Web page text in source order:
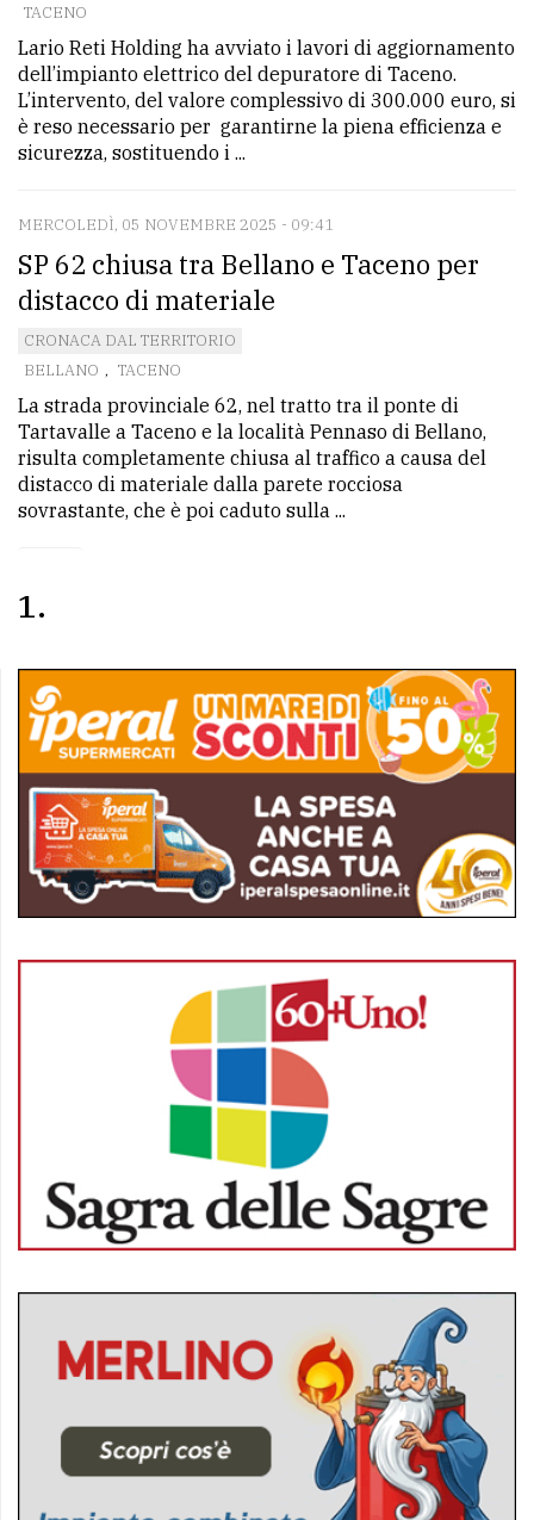
TACENO
Lario Reti Holding ha avviato i lavori di aggiornamento
dell’impianto elettrico del depuratore di Taceno.
L’intervento, del valore complessivo di 300.000 euro, si
è reso necessario per garantirne la piena efficienza e
sicurezza, sostituendo i ...
MERCOLEDÌ, 05 NOVEMBRE 2025 - 09:41
SP 62 chiusa tra Bellano e Taceno per
distacco di materiale
CRONACA DAL TERRITORIO
BELLANO , TACENO
La strada provinciale 62, nel tratto tra il ponte di
Tartavalle a Taceno e la località Pennaso di Bellano,
risulta completamente chiusa al traffico a causa del
distacco di materiale dalla parete rocciosa
sovrastante, che è poi caduto sulla ...
1